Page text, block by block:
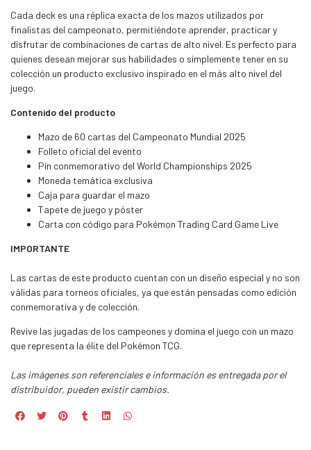
Cada deck es una réplica exacta de los mazos utilizados por
finalistas del campeonato, permitiéndote aprender, practicar y
disfrutar de combinaciones de cartas de alto nivel. Es perfecto para
quienes desean mejorar sus habilidades o simplemente tener en su
colección un producto exclusivo inspirado en el más alto nivel del
juego.
Contenido del producto
Mazo de 60 cartas del Campeonato Mundial 2025
Folleto oficial del evento
Pin conmemorativo del World Championships 2025
Moneda temática exclusiva
Caja para guardar el mazo
Tapete de juego y póster
Carta con código para Pokémon Trading Card Game Live
IMPORTANTE
Las cartas de este producto cuentan con un diseño especial y no son
válidas para torneos oficiales, ya que están pensadas como edición
conmemorativa y de colección.
Revive las jugadas de los campeones y domina el juego con un mazo
que representa la élite del Pokémon TCG.
Las imágenes son referenciales e información es entregada por el
distribuidor, pueden existir cambios.